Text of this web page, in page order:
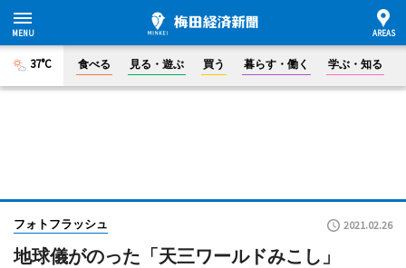
37°C 食べる 見る・遊ぶ 買う 暮らす・働く 学ぶ・知る
フォトフラッシュ 2021.02.26
地球儀がのった「天三ワールドみこし」